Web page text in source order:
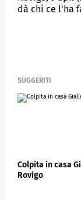
dà chi ce l'ha
baseball e
Italia, ha
innanzitutto le
i partner del
realtà che è
avanti questi
bisogno di
necessario
sono piccoli
progetti nel
SUGGERITI
Colpita in casa
Rovigo